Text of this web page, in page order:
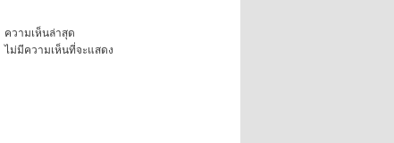
ความเห็นล่าสุด
ไม่มีความเห็นที่จะแสดง